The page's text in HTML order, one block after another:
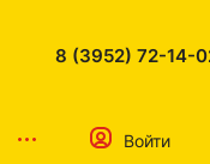
8 (3952) 72-14-
Войти